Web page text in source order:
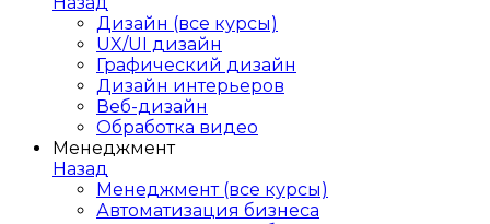
Дизайн (все курсы)
UX/UI дизайн
Графический дизайн
Дизайн интерьеров
Веб-дизайн
Обработка видео
Менеджмент
Назад
Менеджмент (все курсы)
Автоматизация бизнеса